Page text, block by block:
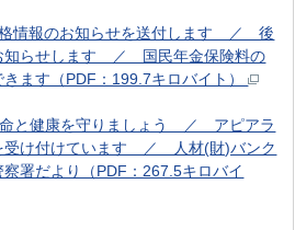
情報のお知らせを送付します ／ 後
知らせします ／ 国民年金保険料の
きます（PDF：199.7キロバイト）
と健康を守りましょう ／ アピアラ
受け付けています ／ 人材(財)バンク
署だより（PDF：267.5キロバイ